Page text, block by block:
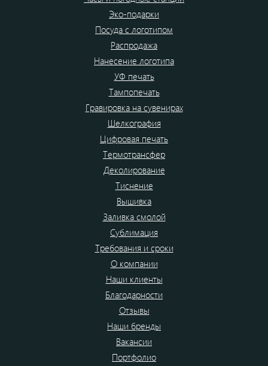
Эко-подарки
Посуда с логотипом
Распродажа
Нанесение логотипа
УФ печать
Тампопечать
Гравировка на сувенирах
Шелкография
Цифровая печать
Термотрансфер
Деколирование
Тиснение
Вышивка
Заливка смолой
Сублимация
Требования и сроки
О компании
Наши клиенты
Благодарности
Отзывы
Наши бренды
Вакансии
Портфолио